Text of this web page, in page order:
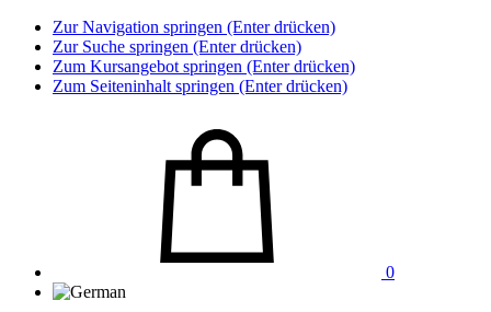
Zur Navigation springen (Enter drücken)
Zur Suche springen (Enter drücken)
Zum Kursangebot springen (Enter drücken)
Zum Seiteninhalt springen (Enter drücken)
0